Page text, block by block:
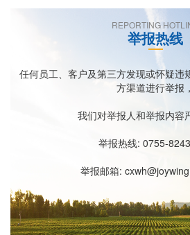
REPORTING
举报热线
任何员工、客户及第三方发现或怀疑违
方渠道进行举报，
我们对举报人和举报内容
举报热线: 0755-
举报邮箱: